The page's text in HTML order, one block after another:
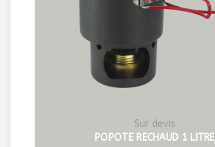
Sur devis
POPOTE RECHAUD 1 LITRE